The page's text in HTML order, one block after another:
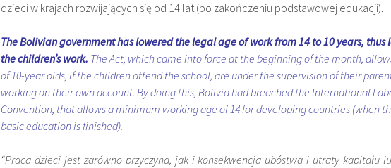
dzieci w krajach rozwijających się od 14 lat (po zakończeniu podstawowej edukacji).
The Bolivian government has lowered the legal age of work from 14 to 10 years,
the children’s work. The Act, which came into force at the beginning of the month,
of 10-year olds, if the children attend the school, are under the supervision of their
working on their own account. By doing this, Bolivia had breached the International
Convention, that allows a minimum working age of 14 for developing countries (when
basic education is finished).
“Praca dzieci jest zarówno przyczyna, jak i konsekwencja ubóstwa i utraty kapitału